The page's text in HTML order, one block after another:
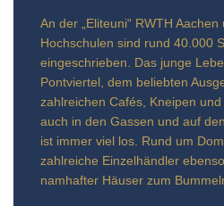
An der „Eliteuni“ RWTH
Hochschulen sind rund 40.000
eingeschrieben. Das junge
Pontviertel, dem beliebten
zahlreichen Cafés, Kneipen
auch in den Gassen und auf
ist immer viel los. Rund um
zahlreiche Einzelhändler
namhafter Häuser zum